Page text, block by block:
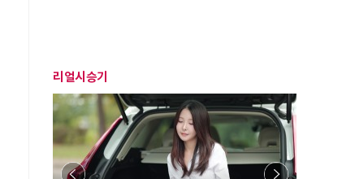
리얼시승기